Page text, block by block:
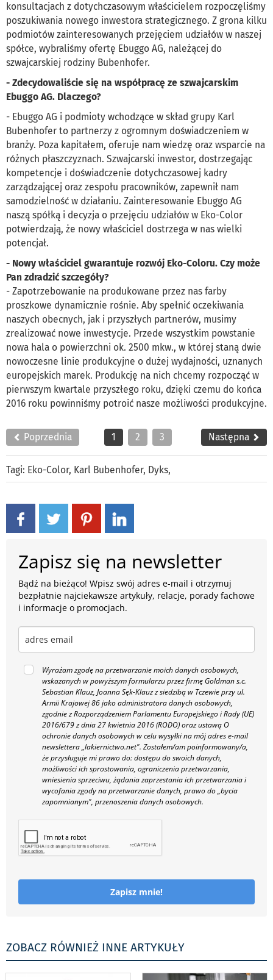
konsultacjach z dotychczasowym właścicielem rozpoczęliśmy
poszukiwania nowego inwestora strategicznego. Z grona kilku
podmiotów zainteresowanych przejęciem udziałów w naszej
spółce, wybraliśmy ofertę Ebuggo AG, należącej do
szwajcarskiej rodziny Bubenhofer.
- Zdecydowaliście się na współpracę ze szwajcarskim
Ebuggo AG. Dlaczego?
- Ebuggo AG i podmioty wchodzące w skład grupy Karl
Bubenhofer to partnerzy z ogromnym doświadczeniem w
branży. Poza kapitałem, oferuje nam wiedzę oraz wsparcie na
różnych płaszczyznach. Szwajcarski inwestor, dostrzegając
kompetencje i doświadczenie dotychczasowej kadry
zarządzającej oraz zespołu pracowników, zapewnił nam
samodzielność w działaniu. Zainteresowanie Ebuggo AG
naszą spółką i decyzja o przejęciu udziałów w Eko-Color
potwierdzają, że nowy właściciel dostrzega w nas wielki
potencjał.
- Nowy właściciel gwarantuje rozwój Eko-Coloru. Czy może
Pan zdradzić szczegóły?
- Zapotrzebowanie na produkowane przez nas farby
proszkowe dynamicznie rośnie. Aby spełnić oczekiwania
naszych obecnych, jak i przyszłych partnerów, musimy
zrealizować nowe inwestycje. Przede wszystkim powstanie
nowa hala o powierzchni ok. 2500 mkw., w której staną dwie
nowoczesne linie produkcyjne o dużej wydajności, uznanych
europejskich marek. Produkcję na nich chcemy rozpocząć w
pierwszym kwartale przyszłego roku, dzięki czemu do końca
2016 roku powinniśmy potroić nasze możliwości produkcyjne.
Poprzednia 1 2 3 Następna
Tagi: Eko-Color, Karl Bubenhofer, Dyks,
Zapisz się na newsletter
Bądź na bieżąco! Wpisz swój adres e-mail i otrzymuj
bezpłatnie najciekawsze artykuły, relacje, porady fachowe
i informacje o promocjach.
Wyrażam zgodę na przetwarzanie moich danych osobowych,
wskazanych w powyższym formularzu przez firmę Goldman s.c.
Sebastian Klauz, Joanna Sęk-Klauz z siedzibą w Tczewie przy ul.
Armii Krajowej 86 jako administratora danych osobowych,
zgodnie z Rozporządzeniem Parlamentu Europejskiego i Rady (UE)
2016/679 z dnia 27 kwietnia 2016 (RODO) oraz ustawą O
ochronie danych osobowych w celu wysyłki na mój adres e-mail
newslettera „lakiernictwo.net". Zostałem/am poinformowany/a,
że przysługuje mi prawo do: dostępu do swoich danych,
możliwości ich sprostowania, ograniczenia przetwarzania,
wniesienia sprzeciwu, żądania zaprzestania ich przetwarzania i
wycofania zgody na przetwarzanie danych, prawo do „bycia
zapomnianym", przenoszenia danych osobowych.
Zapisz mnie!
ZOBACZ RÓWNIEŻ INNE ARTYKUŁY